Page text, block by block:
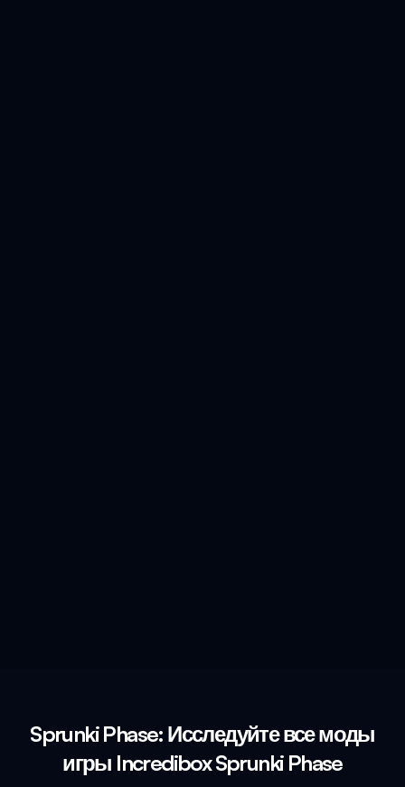
Sprunki Phase: Исследуйте все моды
игры Incredibox Sprunki Phase